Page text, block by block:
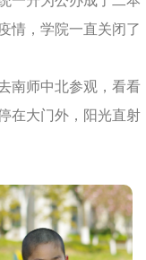
情，学院一直关闭了
南师中北参观，看看
在大门外，阳光直射